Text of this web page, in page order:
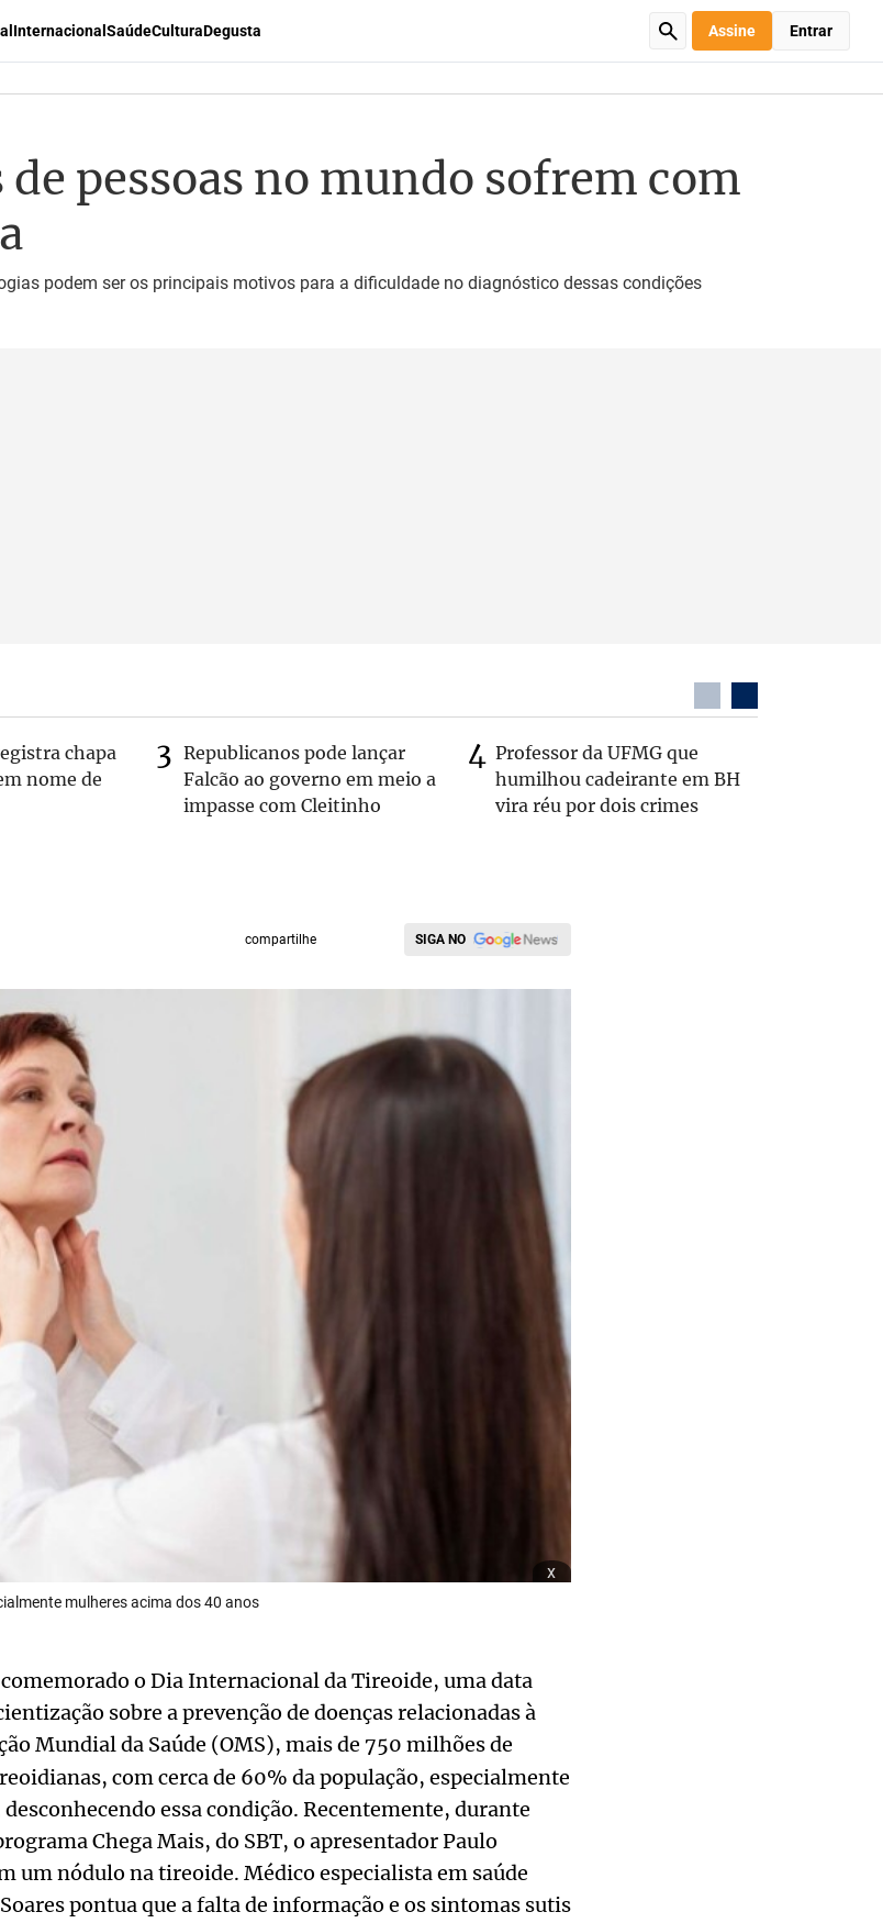
Internacional SaúdeCulturaDegusta Assine Entrar
pessoas no mundo sofrem com
podem ser os principais motivos para a dificuldade no diagnóstico dessas condições
chapa
nome de
Republicanos pode lançar
Falcão ao governo em meio a
impasse com Cleitinho
Professor da UFMG que
humilhou cadeirante em BH
vira réu por dois crimes
compartilhe SIGA NO
x
mulheres acima dos 40 anos
o Dia Internacional da Tireoide, uma data
sobre a prevenção de doenças relacionadas à
Mundial da Saúde (OMS), mais de 750 milhões de
com cerca de 60% da população, especialmente
essa condição. Recentemente, durante
Chega Mais, do SBT, o apresentador Paulo
um nódulo na tireoide. Médico especialista em saúde
pontua que a falta de informação e os sintomas sutis